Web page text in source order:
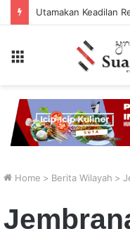
Home > Berita Wilayah >